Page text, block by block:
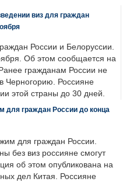
виз для граждан
России и Белоруссии.
Об этом сообщается на
гражданам России не
Черногорию. Россияне
этой страны до 30 дней.
для граждан России до конца
для граждан России.
без виз россияне смогут
об этом опубликована на
дел Китая. Россияне